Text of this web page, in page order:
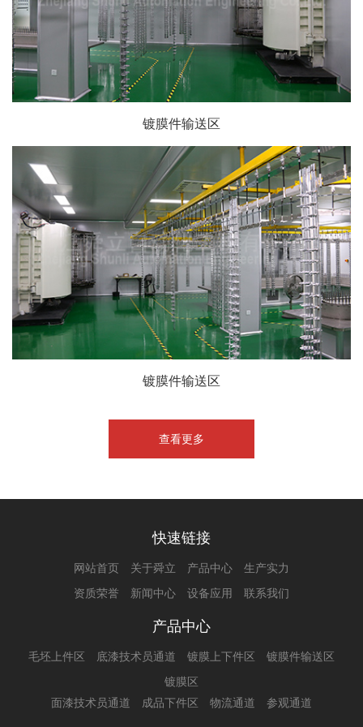
镀膜件输送区
镀膜件输送区
查看更多
快速链接
网站首页 关于舜立 产品中心
生产实力
资质荣誉
新闻中心 设备应用 联系我们
产品中心
毛坯上件区 底漆技术员通道 镀膜上下件区
镀膜件输送区
镀膜区
面漆技术员通道
成品下件区 物流通道 参观通道